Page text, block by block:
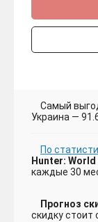
Самый
Украина —
По
Hunter:
каждые 30
Прогноз
скидку стоит